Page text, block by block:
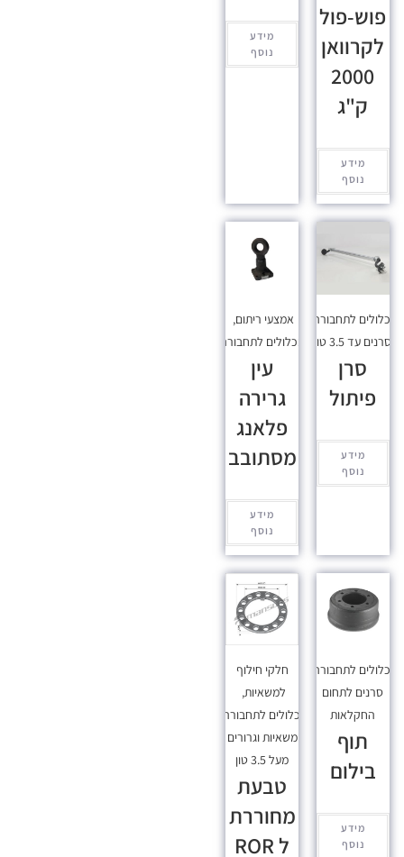
פוש-פול
לקרוואן
2000
ק"ג
מידע
נוסף
מידע
נוסף
לתחבורה,
סרנים עד 3.5 טון
סרן
פיתול
מידע
נוסף
אמצעי ריתום,
מכלולים לתחבורה
עין
גרירה
פלאנג
מסתובב
מידע
נוסף
לתחבורה,
סרנים לתחום
החקלאות
תוף
בילום
מידע
נוסף
חלקי חילוף
למשאיות,
מכלולים לתחבורה,
משאיות וגרורים
מעל 3.5 טון
טבעת
מחוררת
ל ROR